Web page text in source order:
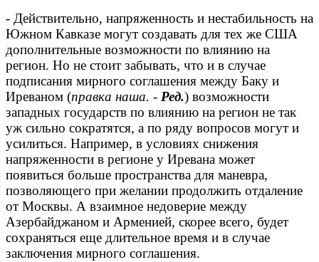
- Действительно, напряженность и нестабильность на
Южном Кавказе могут создавать для тех же США
дополнительные возможности по влиянию на
регион. Но не стоит забывать, что и в случае
подписания мирного соглашения между Баку и
Иреваном (правка наша. - Ред.) возможности
западных государств по влиянию на регион не так
уж сильно сократятся, а по ряду вопросов могут и
усилиться. Например, в условиях снижения
напряженности в регионе у Иревана может
появиться больше пространства для маневра,
позволяющего при желании продолжить отдаление
от Москвы. А взаимное недоверие между
Азербайджаном и Арменией, скорее всего, будет
сохраняться еще длительное время и в случае
заключения мирного соглашения.